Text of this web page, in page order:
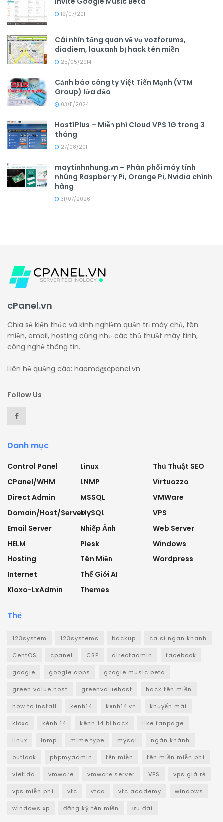
19/07/2011
Cái nhìn tổng quan về vụ vozforums,
diadiem, lauxanh bị hack tên miền
25/05/2014
Cảnh báo công ty Việt Tiến Mạnh (VTM
Group) lừa đảo
03/11/2024
Host1Plus – Miễn phí Cloud VPS 1G trong 3
tháng
27/08/2011
maytinhnhung.vn – Phân phối máy tính
nhúng Raspberry Pi, Orange Pi, Nvidia chính
hãng
31/07/2026
cPanel.vn
Chia sẻ kiến thức và kinh nghiệm quản trị máy chủ, tên
miền, email, hosting cũng như các thủ thuật máy tính,
công nghệ thông tin.
Liên hệ quảng cáo: haomd@cpanel.vn
Follow Us
Danh mục
Control Panel
CPanel/WHM
Direct Admin
Domain/Host/Server
Email Server
HELM
Hosting
Internet
Kloxo-LxAdmin
Linux
LNMP
MSSQL
MySQL
Nhiếp Ảnh
Plesk
Tên Miền
Thế Giới AI
Themes
Thủ Thuật SEO
Virtuozzo
VMWare
VPS
Web Server
Windows
Wordpress
Thẻ
123system 123systems backup ca si ngan khanh
CentOS cpanel CSF directadmin facebook
google google apps google music beta
green value host greenvaluehost hack tên miền
how to install kenh14 kenh14.vn khuyến mãi
kloxo kênh 14 kênh 14 bị hack like fanpage
linux lnmp mime type mysql ngân khánh
outlook phpmyadmin tên miền tên miền miễn phí
vietidc vmware vmware server VPS vps giá rẻ
vps miễn phí vtc vtca vtc academy windows
windows xp đăng ký tên miền ưu đãi